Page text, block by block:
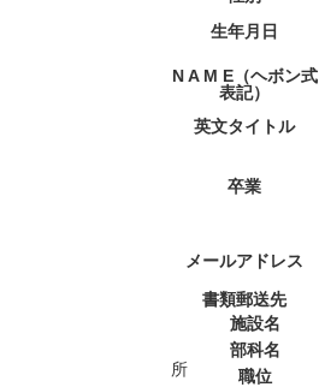
生年月日
N A M E（ヘボン式
表記）
英文タイトル
卒業
メールアドレス
書類郵送先
所
施設名
部科名
職位